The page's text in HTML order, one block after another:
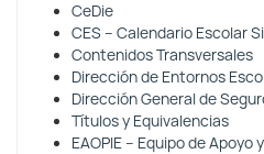
CeDie
CES – Calendario Escolar
Contenidos Transversales
Dirección de Entornos
Dirección General de
Títulos y Equivalencias
EAOPIE – Equipo de